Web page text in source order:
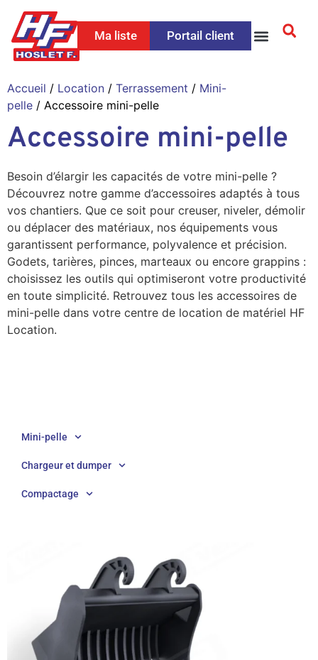
Ma liste Portail client
Accueil / Location / Terrassement / Mini-
pelle / Accessoire mini-pelle
Accessoire mini-pelle
Besoin d’élargir les capacités de votre mini-pelle ?
Découvrez notre gamme d’accessoires adaptés à tous
vos chantiers. Que ce soit pour creuser, niveler, démolir
ou déplacer des matériaux, nos équipements vous
garantissent performance, polyvalence et précision.
Godets, tarières, pinces, marteaux ou encore grappins :
choisissez les outils qui optimiseront votre productivité
en toute simplicité. Retrouvez tous les accessoires de
mini-pelle dans votre centre de location de matériel HF
Location.
Mini-pelle
Chargeur et dumper
Compactage